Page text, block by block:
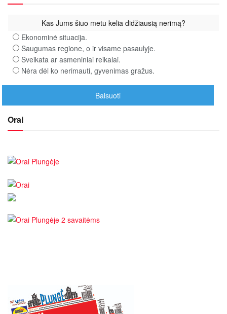
Kas Jums šiuo metu kelia didžiausią nerimą?
Ekonominė situacija.
Saugumas regione, o ir visame pasaulyje.
Sveikata ar asmeniniai reikalai.
Nėra dėl ko nerimauti, gyvenimas gražus.
Orai